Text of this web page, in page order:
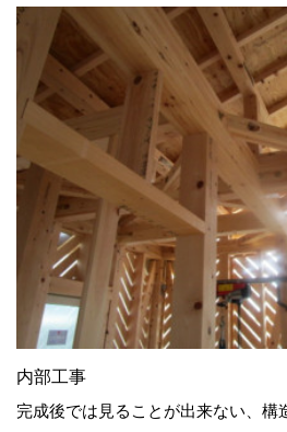
内部工事
完成後では見ることが出来ない、構